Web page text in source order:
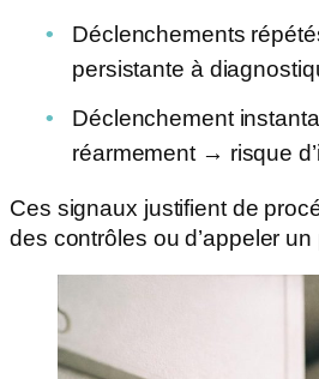
Déclenchements
persistante à
Déclenchement
réarmement → risque
Ces signaux justifient de
des contrôles ou d’appeler